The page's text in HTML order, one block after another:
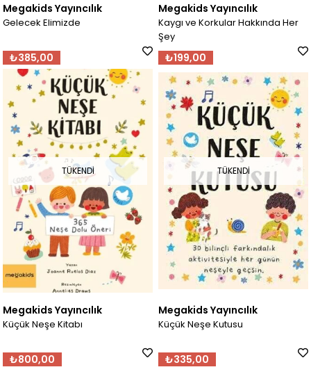
Megakids Yayıncılık
Gelecek Elimizde
₺385,00
Megakids Yayıncılık
Kaygı ve Korkular Hakkında Her
Şey
₺199,00
TÜKENDI
Megakids Yayıncılık
Küçük Neşe Kitabı
₺800,00
TÜKENDI
Megakids Yayıncılık
Küçük Neşe Kutusu
₺335,00